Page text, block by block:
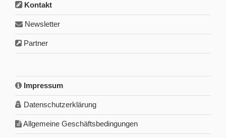
Kontakt
Newsletter
Partner
Impressum
Datenschutzerklärung
Allgemeine Geschäftsbedingungen